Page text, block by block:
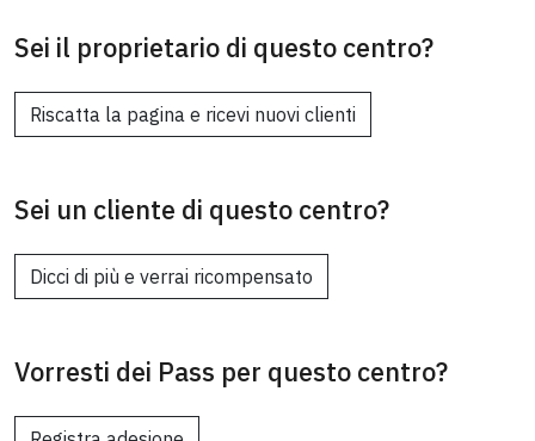
Sei il proprietario di questo centro?
Riscatta la pagina e ricevi nuovi clienti
Sei un cliente di questo centro?
Dicci di più e verrai ricompensato
Vorresti dei Pass per questo centro?